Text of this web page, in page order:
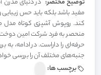
مفید باشد بلکه باید حس زیبایی
منحصر به فرد شرکت امین
حرفه‌ای را داراست. در ادامه،
جنبه‌های مختلف آن را بررسی
برچسب ها: